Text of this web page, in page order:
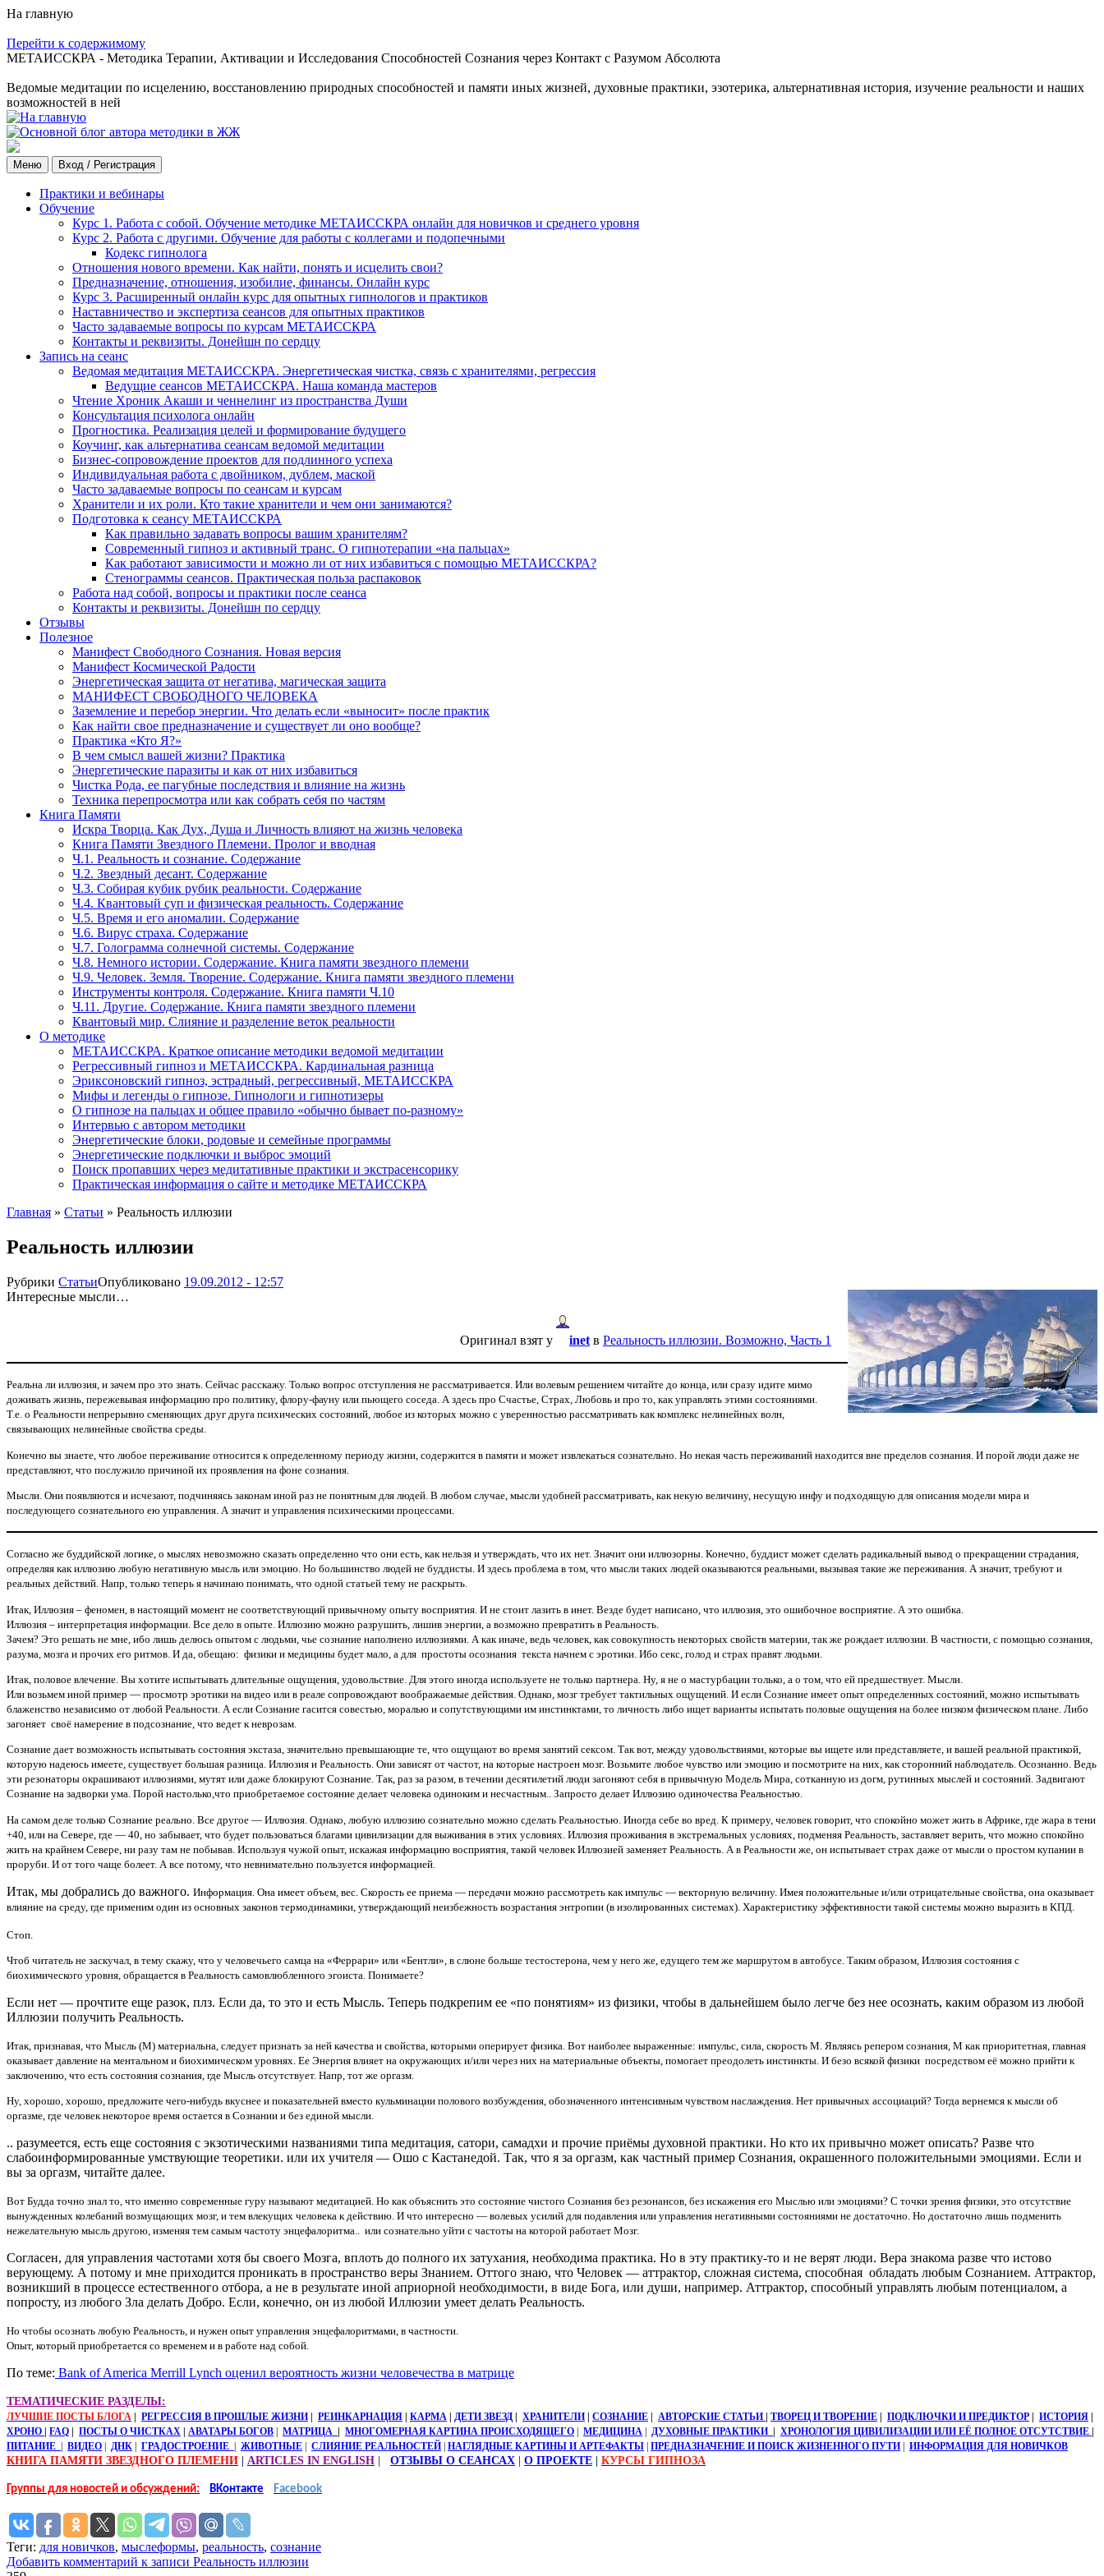
На главную
Перейти к содержимому
МЕТАИССКРА - Методика Терапии, Активации и Исследования Способностей Сознания через Контакт с Разумом Абсолюта
Ведомые медитации по исцелению, восстановлению природных способностей и памяти иных жизней, духовные практики, эзотерика, альтернативная история, изучение реальности и наших
возможностей в ней
Меню Вход / Регистрация
Практики и вебинары
Обучение
Курс 1. Работа с собой. Обучение методике МЕТАИССКРА онлайн для новичков и среднего уровня
Курс 2. Работа с другими. Обучение для работы с коллегами и подопечными
Кодекс гипнолога
Отношения нового времени. Как найти, понять и исцелить свои?
Предназначение, отношения, изобилие, финансы. Онлайн курс
Курс 3. Расширенный онлайн курс для опытных гипнологов и практиков
Наставничество и экспертиза сеансов для опытных практиков
Часто задаваемые вопросы по курсам МЕТАИССКРА
Контакты и реквизиты. Донейшн по сердцу
Запись на сеанс
Ведомая медитация МЕТАИССКРА. Энергетическая чистка, связь с хранителями, регрессия
Ведущие сеансов МЕТАИССКРА. Наша команда мастеров
Чтение Хроник Акаши и ченнелинг из пространства Души
Консультация психолога онлайн
Прогностика. Реализация целей и формирование будущего
Коучинг, как альтернатива сеансам ведомой медитации
Бизнес-сопровождение проектов для подлинного успеха
Индивидуальная работа с двойником, дублем, маской
Часто задаваемые вопросы по сеансам и курсам
Хранители и их роли. Кто такие хранители и чем они занимаются?
Подготовка к сеансу МЕТАИССКРА
Как правильно задавать вопросы вашим хранителям?
Современный гипноз и активный транс. О гипнотерапии «на пальцах»
Как работают зависимости и можно ли от них избавиться с помощью МЕТАИССКРА?
Стенограммы сеансов. Практическая польза распаковок
Работа над собой, вопросы и практики после сеанса
Контакты и реквизиты. Донейшн по сердцу
Отзывы
Полезное
Манифест Свободного Сознания. Новая версия
Манифест Космической Радости
Энергетическая защита от негатива, магическая защита
МАНИФЕСТ СВОБОДНОГО ЧЕЛОВЕКА
Заземление и перебор энергии. Что делать если «выносит» после практик
Как найти свое предназначение и существует ли оно вообще?
Практика «Кто Я?»
В чем смысл вашей жизни? Практика
Энергетические паразиты и как от них избавиться
Чистка Рода, ее пагубные последствия и влияние на жизнь
Техника перепросмотра или как собрать себя по частям
Книга Памяти
Искра Творца. Как Дух, Душа и Личность влияют на жизнь человека
Книга Памяти Звездного Племени. Пролог и вводная
Ч.1. Реальность и сознание. Содержание
Ч.2. Звездный десант. Содержание
Ч.3. Собирая кубик рубик реальности. Содержание
Ч.4. Квантовый суп и физическая реальность. Содержание
Ч.5. Время и его аномалии. Содержание
Ч.6. Вирус страха. Содержание
Ч.7. Голограмма солнечной системы. Содержание
Ч.8. Немного истории. Содержание. Книга памяти звездного племени
Ч.9. Человек. Земля. Творение. Содержание. Книга памяти звездного племени
Инструменты контроля. Содержание. Книга памяти Ч.10
Ч.11. Другие. Содержание. Книга памяти звездного племени
Квантовый мир. Слияние и разделение веток реальности
О методике
МЕТАИССКРА. Краткое описание методики ведомой медитации
Регрессивный гипноз и МЕТАИССКРА. Кардинальная разница
Эриксоновский гипноз, эстрадный, регрессивный, МЕТАИССКРА
Мифы и легенды о гипнозе. Гипнологи и гипнотизеры
О гипнозе на пальцах и общее правило «обычно бывает по-разному»
Интервью с автором методики
Энергетические блоки, родовые и семейные программы
Энергетические подключки и выброс эмоций
Поиск пропавших через медитативные практики и экстрасенсорику
Практическая информация о сайте и методике МЕТАИССКРА
Главная » Статьи » Реальность иллюзии
Реальность иллюзии
Рубрики СтатьиОпубликовано 19.09.2012 - 12:57
Интересные мысли…
Оригинал взят у inet в Реальность иллюзии. Возможно, Часть 1
Реальна ли иллюзия, и зачем про это знать. Сейчас расскажу. Только вопрос отступления не рассматривается. Или волевым решением читайте до конца, или сразу идите мимо
доживать жизнь, пережевывая информацию про политику, флору-фауну или пьющего соседа. А здесь про Счастье, Страх, Любовь и про то, как управлять этими состояниями.
Т.е. о Реальности непрерывно сменяющих друг друга психических состояний, любое из которых можно с уверенностью рассматривать как комплекс нелинейных волн,
связывающих нелинейные свойства среды.
Конечно вы знаете, что любое переживание относится к определенному периоду жизни, содержится в памяти и может извлекаться сознательно. Но некая часть переживаний находится вне пределов сознания. И порой люди даже не
представляют, что послужило причиной их проявления на фоне сознания.
Мысли. Они появляются и исчезают, подчиняясь законам иной раз не понятным для людей. В любом случае, мысли удобней рассматривать, как некую величину, несущую инфу и подходящую для описания модели мира и
последующего сознательного ею управления. А значит и управления психическими процессами.
Согласно же буддийской логике, о мыслях невозможно сказать определенно что они есть, как нельзя и утверждать, что их нет. Значит они иллюзорны. Конечно, буддист может сделать радикальный вывод о прекращении страдания,
определяя как иллюзию любую негативную мысль или эмоцию. Но большинство людей не буддисты. И здесь проблема в том, что мысли таких людей оказываются реальными, вызывая такие же переживания. А значит, требуют и
реальных действий. Напр, только теперь я начинаю понимать, что одной статьей тему не раскрыть.
Итак, Иллюзия – феномен, в настоящий момент не соответствующий привычному опыту восприятия. И не стоит лазить в инет. Везде будет написано, что иллюзия, это ошибочное восприятие. А это ошибка.
Иллюзия – интерпретация информации. Все дело в опыте. Иллюзию можно разрушить, лишив энергии, а возможно превратить в Реальность.
Зачем? Это решать не мне, ибо лишь делюсь опытом с людьми, чье сознание наполнено иллюзиями. А как иначе, ведь человек, как совокупность некоторых свойств материи, так же рождает иллюзии. В частности, с помощью сознания,
разума, мозга и прочих его ритмов. И да, обещаю: физики и медицины будет мало, а для простоты осознания текста начнем с эротики. Ибо секс, голод и страх правят людьми.
Итак, половое влечение. Вы хотите испытывать длительные ощущения, удовольствие. Для этого иногда используете не только партнера. Ну, я не о мастурбации только, а о том, что ей предшествует. Мысли.
Или возьмем иной пример — просмотр эротики на видео или в реале сопровождают воображаемые действия. Однако, мозг требует тактильных ощущений. И если Сознание имеет опыт определенных состояний, можно испытывать
блаженство независимо от любой Реальности. А если Сознание гасится совестью, моралью и сопутствующими им инстинктами, то личность либо ищет варианты испытать половые ощущения на более низком физическом плане. Либо
загоняет своё намерение в подсознание, что ведет к неврозам.
Сознание дает возможность испытывать состояния экстаза, значительно превышающие те, что ощущают во время занятий сексом. Так вот, между удовольствиями, которые вы ищете или представляете, и вашей реальной практикой,
которую надеюсь имеете, существует большая разница. Иллюзия и Реальность. Они зависят от частот, на которые настроен мозг. Возьмите любое чувство или эмоцию и посмотрите на них, как сторонний наблюдатель. Осознанно. Ведь
эти резонаторы окрашивают иллюзиями, мутят или даже блокируют Сознание. Так, раз за разом, в течении десятилетий люди загоняют себя в привычную Модель Мира, сотканную из догм, рутинных мыслей и состояний. Задвигают
Сознание на задворки ума. Порой настолько,что приобретаемое состояние делает человека одиноким и несчастным.. Запросто делает Иллюзию одиночества Реальностью.
На самом деле только Сознание реально. Все другое — Иллюзия. Однако, любую иллюзию сознательно можно сделать Реальностью. Иногда себе во вред. К примеру, человек говорит, что спокойно может жить в Африке, где жара в тени
+40, или на Севере, где — 40, но забывает, что будет пользоваться благами цивилизации для выживания в этих условиях. Иллюзия проживания в экстремальных условиях, подменяя Реальность, заставляет верить, что можно спокойно
жить на крайнем Севере, ни разу там не побывав. Используя чужой опыт, искажая информацию восприятия, такой человек Иллюзией заменяет Реальность. А в Реальности же, он испытывает страх даже от мысли о простом купании в
проруби. И от того чаще болеет. А все потому, что невнимательно пользуется информацией.
Итак, мы добрались до важного. Информация. Она имеет объем, вес. Скорость ее приема — передачи можно рассмотреть как импульс — векторную величину. Имея положительные и/или отрицательные свойства, она оказывает
влияние на среду, где применим один из основных законов термодинамики, утверждающий неизбежность возрастания энтропии (в изолированных системах). Характеристику эффективности такой системы можно выразить в КПД.
Стоп.
Чтоб читатель не заскучал, в тему скажу, что у человечьего самца на «Феррари» или «Бентли», в слюне больше тестостерона, чем у него же, едущего тем же маршрутом в автобусе. Таким образом, Иллюзия состояния с
биохимического уровня, обращается в Реальность самовлюбленного эгоиста. Понимаете?
Если нет — прочтите еще разок, плз. Если да, то это и есть Мысль. Теперь подкрепим ее «по понятиям» из физики, чтобы в дальнейшем было легче без нее осознать, каким образом из любой
Иллюзии получить Реальность.
Итак, признавая, что Мысль (М) материальна, следует признать за ней качества и свойства, которыми оперирует физика. Вот наиболее выраженные: импульс, сила, скорость М. Являясь репером сознания, М как приоритетная, главная
оказывает давление на ментальном и биохимическом уровнях. Ее Энергия влияет на окружающих и/или через них на материальные объекты, помогает преодолеть инстинкты. И безо всякой физики посредством её можно прийти к
заключению, что есть состояния сознания, где Мысль отсутствует. Напр, тот же оргазм.
Ну, хорошо, хорошо, предложите чего-нибудь вкуснее и показательней вместо кульминации полового возбуждения, обозначенного интенсивным чувством наслаждения. Нет привычных ассоциаций? Тогда вернемся к мысли об
оргазме, где человек некоторое время остается в Сознании и без единой мысли.
.. разумеется, есть еще состояния с экзотическими названиями типа медитация, сатори, самадхи и прочие приёмы духовной практики. Но кто их привычно может описать? Разве что
слабоинформированные умствующие теоретики. или их учителя — Ошо с Кастанедой. Так, что я за оргазм, как частный пример Сознания, окрашенного положительными эмоциями. Если и
вы за оргазм, читайте далее.
Вот Будда точно знал то, что именно современные гуру называют медитацией. Но как объяснить это состояние чистого Сознания без резонансов, без искажения его Мыслью или эмоциями? С точки зрения физики, это отсутствие
вынужденных колебаний возмущающих мозг, и тем влекущих человека к действию. И что интересно — волевых усилий для подавления или управления негативными состояниями не достаточно. Но достаточно лишь подменить
нежелательную мысль другою, изменяя тем самым частоту энцефалоритма.. или сознательно уйти с частоты на которой работает Мозг.
Согласен, для управления частотами хотя бы своего Мозга, вплоть до полного их затухания, необходима практика. Но в эту практику-то и не верят люди. Вера знакома разве что истово
верующему. А потому и мне приходится проникать в пространство веры Знанием. Оттого знаю, что Человек — аттрактор, сложная система, способная обладать любым Сознанием. Аттрактор,
возникший в процессе естественного отбора, а не в результате иной априорной необходимости, в виде Бога, или души, например. Аттрактор, способный управлять любым потенциалом, а
попросту, из любого Зла делать Добро. Если, конечно, он из любой Иллюзии умеет делать Реальность.
Но чтобы осознать любую Реальность, и нужен опыт управления энцефалоритмами, в частности.
Опыт, который приобретается со временем и в работе над собой.
По теме: Bank of America Merrill Lynch оценил вероятность жизни человечества в матрице
ТЕМАТИЧЕСКИЕ РАЗДЕЛЫ:
ЛУЧШИЕ ПОСТЫ БЛОГА РЕГРЕССИЯ В ПРОШЛЫЕ ЖИЗНИ РЕИНКАРНАЦИЯ КАРМА ДЕТИ ЗВЕЗД ХРАНИТЕЛИ СОЗНАНИЕ АВТОРСКИЕ СТАТЬИ ТВОРЕЦ И ТВОРЕНИЕ ПОДКЛЮЧКИ И ПРЕДИКТОР ИСТОРИЯ
ХРОНО
FAQ ПОСТЫ О ЧИСТКАХ АВАТАРЫ БОГОВ МАТРИЦА МНОГОМЕРНАЯ КАРТИНА ПРОИСХОДЯЩЕГО МЕДИЦИНА ДУХОВНЫЕ ПРАКТИКИ ХРОНОЛОГИЯ ЦИВИЛИЗАЦИИ ИЛИ ЕЁ ПОЛНОЕ ОТСУТСТВИЕ
ПИТАНИЕ
ВИДЕО ДНК ГРАДОСТРОЕНИЕ ЖИВОТНЫЕ СЛИЯНИЕ РЕАЛЬНОСТЕЙ НАГЛЯДНЫЕ КАРТИНЫ И АРТЕФАКТЫ ПРЕДНАЗНАЧЕНИЕ И ПОИСК ЖИЗНЕННОГО ПУТИ ИНФОРМАЦИЯ ДЛЯ НОВИЧКОВ
КНИГА ПАМЯТИ ЗВЕЗДНОГО ПЛЕМЕНИ | ARTICLES IN ENGLISH | ОТЗЫВЫ О СЕАНСАХ | О ПРОЕКТЕ | КУРСЫ ГИПНОЗА
Группы для новостей и обсуждений: ВКонтакте Facebook
Теги: для новичков, мыслеформы, реальность, сознание
Добавить комментарий к записи Реальность иллюзии